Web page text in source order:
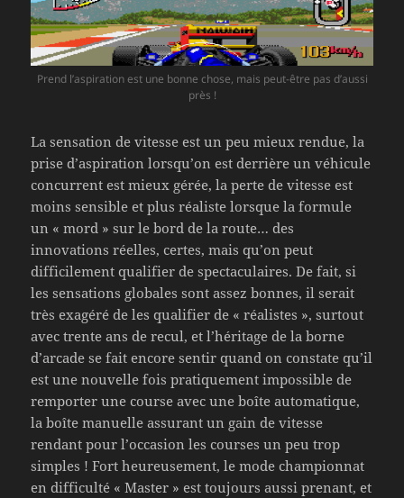
Prend l’aspiration est une bonne chose, mais peut-être pas d’aussi
près !
La sensation de vitesse est un peu mieux rendue, la
prise d’aspiration lorsqu’on est derrière un véhicule
concurrent est mieux gérée, la perte de vitesse est
moins sensible et plus réaliste lorsque la formule
un « mord » sur le bord de la route… des
innovations réelles, certes, mais qu’on peut
difficilement qualifier de spectaculaires. De fait, si
les sensations globales sont assez bonnes, il serait
très exagéré de les qualifier de « réalistes », surtout
avec trente ans de recul, et l’héritage de la borne
d’arcade se fait encore sentir quand on constate qu’il
est une nouvelle fois pratiquement impossible de
remporter une course avec une boîte automatique,
la boîte manuelle assurant un gain de vitesse
rendant pour l’occasion les courses un peu trop
simples ! Fort heureusement, le mode championnat
en difficulté « Master » est toujours aussi prenant, et